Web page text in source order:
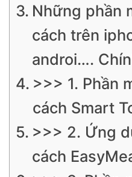
Những phần
cách trên
androi….
>>> 1. Phần
cách Smart
>>> 2. Ứng
cách